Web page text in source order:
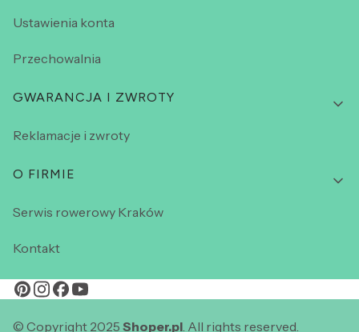
Ustawienia konta
Przechowalnia
GWARANCJA I ZWROTY
Reklamacje i zwroty
O FIRMIE
Serwis rowerowy Kraków
Kontakt
© Copyright 2025 Shoper.pl. All rights reserved.